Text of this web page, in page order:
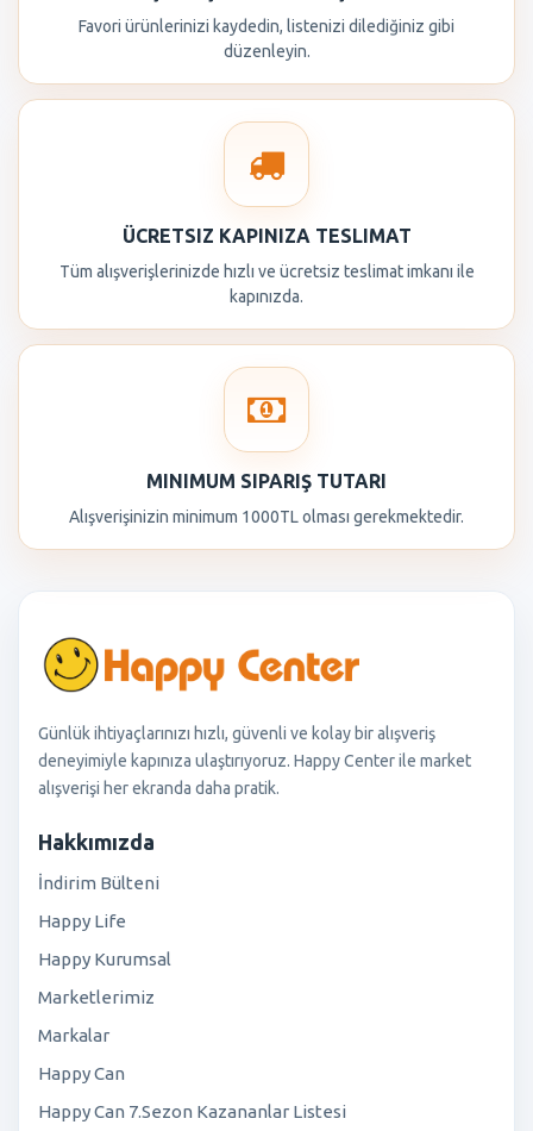
Favori ürünlerinizi kaydedin, listenizi dilediğiniz gibi
düzenleyin.
ÜCRETSIZ KAPINIZA TESLIMAT
Tüm alışverişlerinizde hızlı ve ücretsiz teslimat imkanı ile
kapınızda.
MINIMUM SIPARIŞ TUTARI
Alışverişinizin minimum 1000TL olması gerekmektedir.
Günlük ihtiyaçlarınızı hızlı, güvenli ve kolay bir alışveriş
deneyimiyle kapınıza ulaştırıyoruz. Happy Center ile market
alışverişi her ekranda daha pratik.
Hakkımızda
İndirim Bülteni
Happy Life
Happy Kurumsal
Marketlerimiz
Markalar
Happy Can
Happy Can 7.Sezon Kazananlar Listesi